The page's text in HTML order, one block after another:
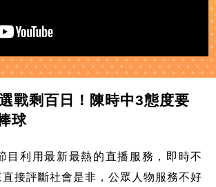
戰剩百日！陳時中3態度要
球
目利用最新最熱的直播服務，即時不
接評斷社會是非，公眾人物服務不好